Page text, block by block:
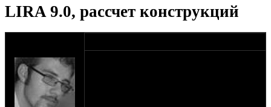
LIRA 9.0, рассчет конструкций